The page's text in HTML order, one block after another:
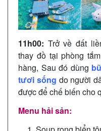
11h00: Trở về đất
thay đồ tại phòng
hàng, Sau đó dùng
tươi sống do người
được để chế biến cho
Menu hải sản: